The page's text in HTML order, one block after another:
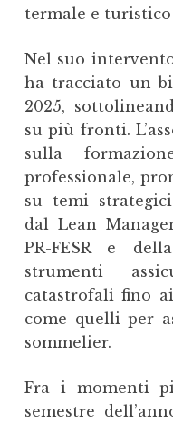
termale e turistico
Nel suo
ha tracciato un
2025,
su più fronti.
sulla
professionale,
su temi
dal Lean
PR-FESR e
strumenti
catastrofali fino
come quelli per
sommelier.
Fra i momenti
semestre